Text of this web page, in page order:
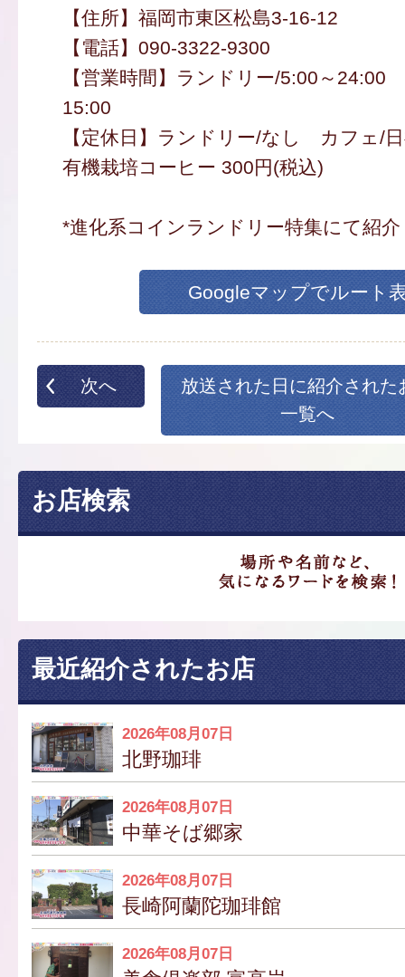
【住所】福岡市東区松島3-16-12
【電話】090-3322-9300
【営業時間】ランドリー/5:00～
15:00
【定休日】ランドリー/なし カフェ/
有機栽培コーヒー 300円(税込)
*進化系コインランドリー特集にて紹介
Googleマップでルート
次へ
放送された日に紹介された
一覧へ
お店検索
最近紹介されたお店
2026年08月07日
北野珈琲
2026年08月07日
中華そば郷家
2026年08月07日
長崎阿蘭陀珈琲館
2026年08月07日